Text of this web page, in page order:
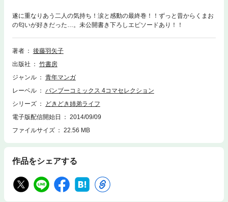
遂に重なりあう二人の気持ち！涙と感動の最終巻！！ずっと昔からくまお
の匂いが好きだった…。未公開書き下ろしエピソードあり！！
著者
後藤羽矢子
出版社
竹書房
ジャンル
青年マンガ
レーベル
バンブーコミックス 4コマセレクション
シリーズ
どきどき姉弟ライフ
電子版配信開始日
2014/09/09
ファイルサイズ
22.56 MB
作品をシェアする